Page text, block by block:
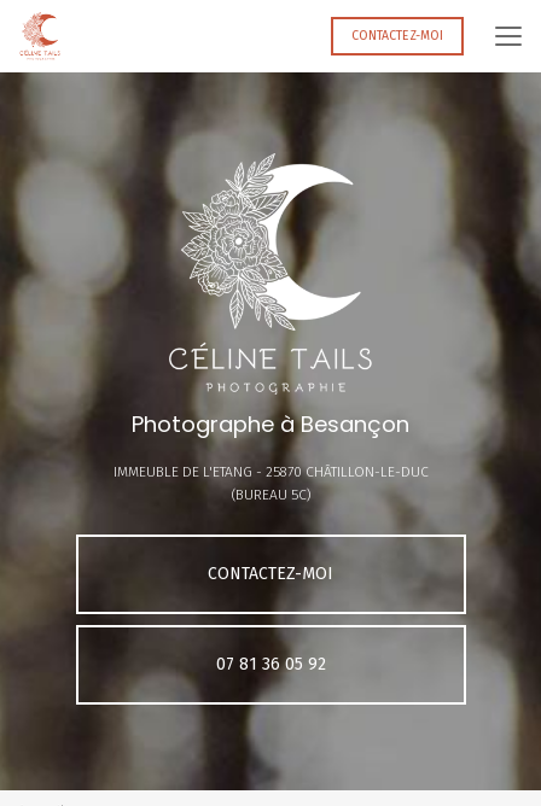
Aller
contenu
CONTACTEZ-MOI
Photographe à Besançon
IMMEUBLE DE L'ETANG - 25870 CHÂTILLON-LE-DUC
(BUREAU 5C)
CONTACTEZ-MOI
07 81 36 05 92